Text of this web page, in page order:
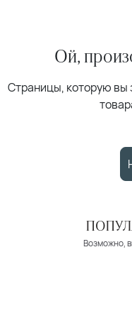
Ой,
Страницы, которую вы
Возможно,